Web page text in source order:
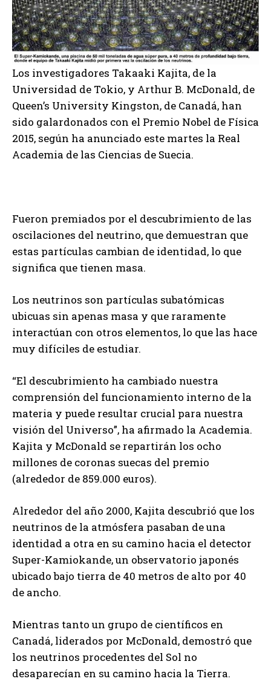
Los investigadores Takaaki Kajita, de la
Universidad de Tokio, y Arthur B. McDonald, de
Queen’s University Kingston, de Canadá, han
sido galardonados con el Premio Nobel de Física
2015, según ha anunciado este martes la Real
Academia de las Ciencias de Suecia.
Fueron premiados por el descubrimiento de las
oscilaciones del neutrino, que demuestran que
estas partículas cambian de identidad, lo que
significa que tienen masa.
Los neutrinos son partículas subatómicas
ubicuas sin apenas masa y que raramente
interactúan con otros elementos, lo que las hace
muy difíciles de estudiar.
“El descubrimiento ha cambiado nuestra
comprensión del funcionamiento interno de la
materia y puede resultar crucial para nuestra
visión del Universo”, ha afirmado la Academia.
Kajita y McDonald se repartirán los ocho
millones de coronas suecas del premio
(alrededor de 859.000 euros).
Alrededor del año 2000, Kajita descubrió que los
neutrinos de la atmósfera pasaban de una
identidad a otra en su camino hacia el detector
Super-Kamiokande, un observatorio japonés
ubicado bajo tierra de 40 metros de alto por 40
de ancho.
Mientras tanto un grupo de científicos en
Canadá, liderados por McDonald, demostró que
los neutrinos procedentes del Sol no
desaparecían en su camino hacia la Tierra.